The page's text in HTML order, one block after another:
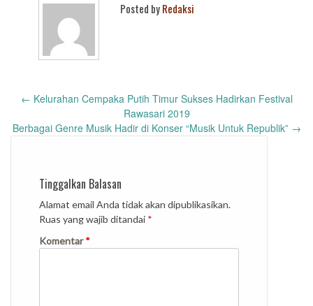
Posted byRedaksi
Post
← Kelurahan Cempaka Putih Timur Sukses Hadirkan Festival
Rawasari 2019
Berbagai Genre Musik Hadir di Konser “Musik Untuk Republik” →
Tinggalkan Balasan
Alamat email Anda tidak akan dipublikasikan.
Ruas yang wajib ditandai *
Komentar*